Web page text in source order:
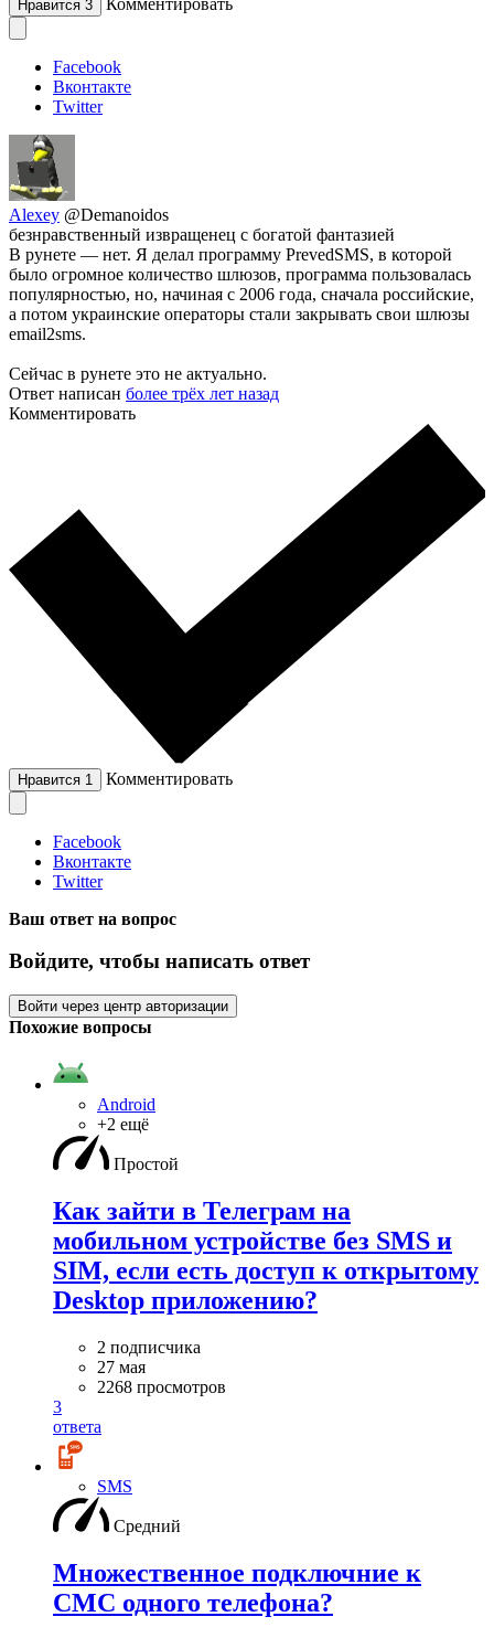
Нравится 3 Комментировать
Facebook
Вконтакте
Twitter
Alexey @Demanoidos
безнравственный извращенец с богатой фантазией
В рунете — нет. Я делал программу PrevedSMS, в которой
было огромное количество шлюзов, программа пользовалась
популярностью, но, начиная с 2006 года, сначала российские,
а потом украинские операторы стали закрывать свои шлюзы
email2sms.
Сейчас в рунете это не актуально.
Ответ написан более трёх лет назад
Комментировать
Нравится 1 Комментировать
Facebook
Вконтакте
Twitter
Ваш ответ на вопрос
Войдите, чтобы написать ответ
Войти через центр авторизации
Похожие вопросы
Android
+2 ещё
Простой
Как зайти в Телеграм на
мобильном устройстве без SMS и
SIM, если есть доступ к открытому
Desktop приложению?
2 подписчика
27 мая
2268 просмотров
3
ответа
SMS
Средний
Множественное подключние к
СМС одного телефона?